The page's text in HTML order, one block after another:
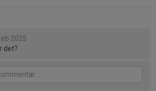
2025
det?